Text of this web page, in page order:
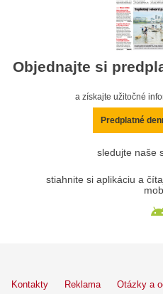
Objednajte si
a získajte užitočné
Predplatné
sledujte naše
stiahnite si aplikáciu a
Kontakty Reklama Otázky a